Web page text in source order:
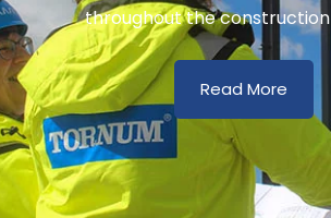
throughout the
Read More